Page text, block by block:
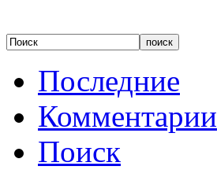
Последние
Комментарии
Поиск